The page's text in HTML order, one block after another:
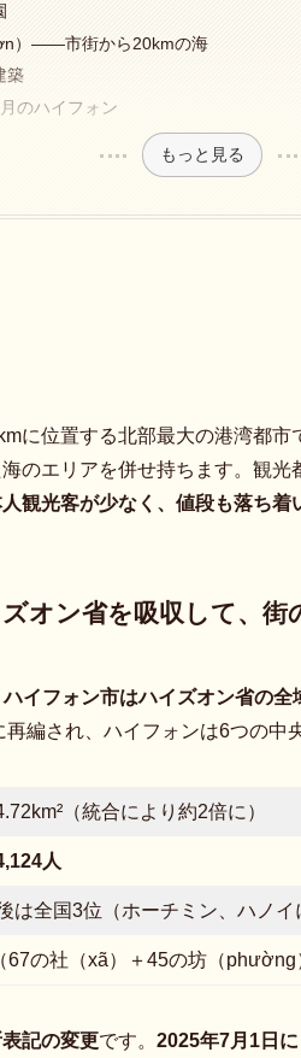
）——市街から20kmの海
築
のハイフォン
もっと見る
に位置する北部最大の港湾都市
のエリアを併せ持ちます。観光
人観光客が少なく、値段も落ち着
ズオン省を吸収して、
ハイフォン市はハイズオン省の全
編され、ハイフォンは6つの中
（統合により約2倍に）
人
は全国3位（ホーチミン、ハノイ
67の社（xã）＋45の坊（phường
記の変更です。 2025年7月1日